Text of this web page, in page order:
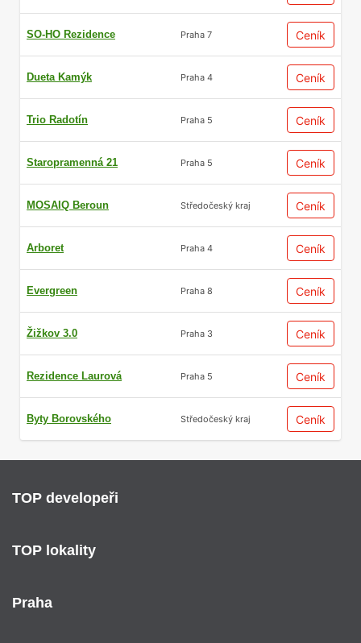
SO-HO Rezidence Praha 7 Ceník
Dueta Kamýk Praha 4 Ceník
Trio Radotín Praha 5 Ceník
Staropramenná 21 Praha 5 Ceník
MOSAIQ Beroun Středočeský kraj Ceník
Arboret Praha 4 Ceník
Evergreen Praha 8 Ceník
Žižkov 3.0 Praha 3 Ceník
Rezidence Laurová Praha 5 Ceník
Byty Borovského Středočeský kraj Ceník
TOP developeři
TOP lokality
Praha